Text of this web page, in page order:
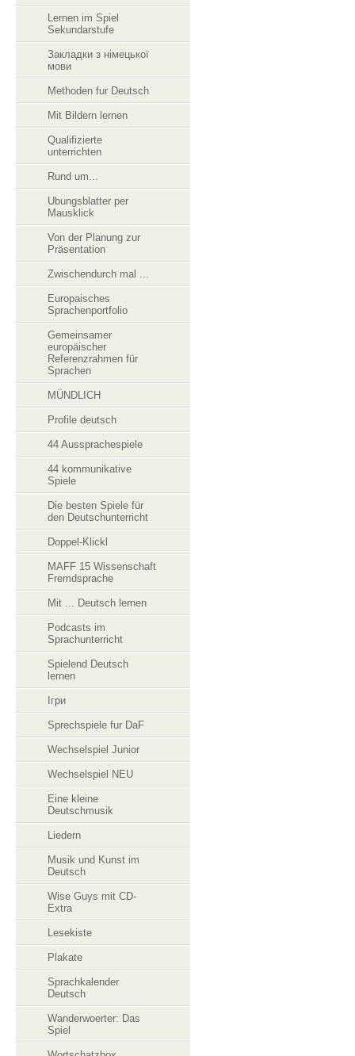
Lernen im Spiel
Sekundarstufe
Закладки з німецької
мови
Methoden fur Deutsch
Mit Bildern lernen
Qualifizierte
unterrichten
Rund um...
Ubungsblatter per
Mausklick
Von der Planung zur
Präsentation
Zwischendurch mal ...
Europaisches
Sprachenportfolio
Gemeinsamer
europäischer
Referenzrahmen für
Sprachen
MÜNDLICH
Profile deutsch
44 Aussprachespiele
44 kommunikative
Spiele
Die besten Spiele für
den Deutschunterricht
Doppel-Klickl
MAFF 15 Wissenschaft
Fremdsprache
Mit ... Deutsch lernen
Podcasts im
Sprachunterricht
Spielend Deutsch
lernen
Ігри
Sprechspiele fur DaF
Wechselspiel Junior
Wechselspiel NEU
Eine kleine
Deutschmusik
Liedern
Musik und Kunst im
Deutsch
Wise Guys mit CD-
Extra
Lesekiste
Plakate
Sprachkalender
Deutsch
Wanderwoerter: Das
Spiel